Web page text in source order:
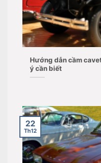
Hướng dẫn cầm
ý cần biết
22
Th12